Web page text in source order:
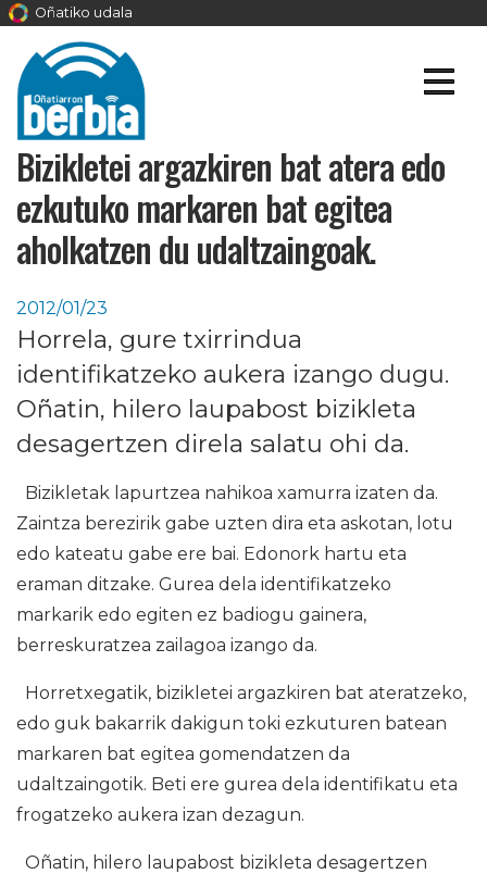
Oñatiko udala
Bizikletei argazkiren bat atera edo
ezkutuko markaren bat egitea
aholkatzen du udaltzaingoak.
2012/01/23
Horrela, gure txirrindua
identifikatzeko aukera izango dugu.
Oñatin, hilero laupabost bizikleta
desagertzen direla salatu ohi da.
Bizikletak lapurtzea nahikoa xamurra izaten da.
Zaintza berezirik gabe uzten dira eta askotan, lotu
edo kateatu gabe ere bai. Edonork hartu eta
eraman ditzake. Gurea dela identifikatzeko
markarik edo egiten ez badiogu gainera,
berreskuratzea zailagoa izango da.
Horretxegatik, bizikletei argazkiren bat ateratzeko,
edo guk bakarrik dakigun toki ezkuturen batean
markaren bat egitea gomendatzen da
udaltzaingotik. Beti ere gurea dela identifikatu eta
frogatzeko aukera izan dezagun.
Oñatin, hilero laupabost bizikleta desagertzen